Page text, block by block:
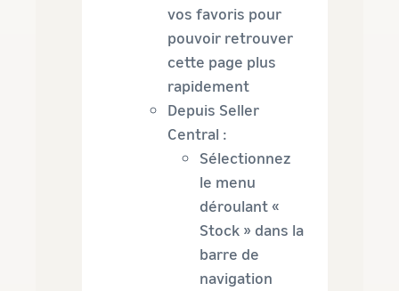
vos favoris pour
pouvoir retrouver
cette page plus
rapidement
Depuis Seller
Central :
Sélectionnez
le menu
déroulant «
Stock » dans la
barre de
navigation